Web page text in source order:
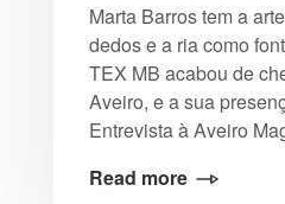
Marta Barros tem a
dedos e a ria como
TEX MB acabou de
Aveiro, e a sua
Entrevista à Aveiro
Read more